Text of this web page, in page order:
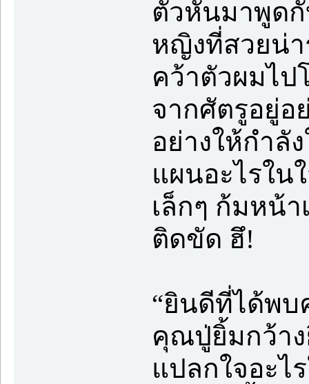
ตัวหันมาพูดกั
หญิงที่สวยน่า
คว้าตัวผมไป
จากศัตรูอยู่อ
อย่างให้กำลั
แผนอะไรใน
เล็กๆ ก้มหน้
ติดขัด ฮึ!
“ยินดีที่ได้พบ
คุณปู่ยิ้มกว้า
แปลกใจอะไ